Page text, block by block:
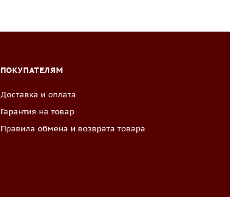
ПОКУПАТЕЛЯМ
Доставка и оплата
Гарантия на товар
Правила обмена и возврата товара